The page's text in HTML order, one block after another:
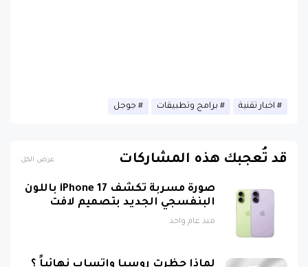
البنفسجي الجديد بتصميم لافت
منذ عام واحد
منذ عام واحد